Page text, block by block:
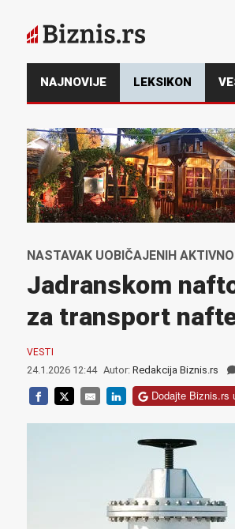
NAJNOVIJE LEKSIKON
NASTAVAK UOBIČAJENIH
Jadranskom
za transport
VESTI
24.1.2026 12:44 Autor: Redakcija Biznis.rs
Dodajte Biznis.rs